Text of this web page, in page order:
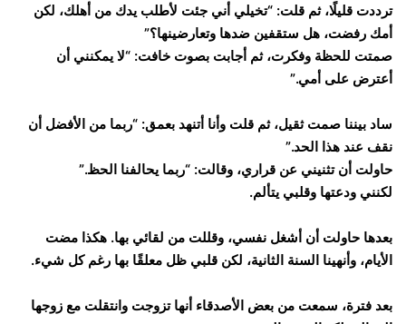
ترددت قليلًا، ثم قلت: “تخيلي أني جئت لأطلب يدك من أهلك، لكن
أمك رفضت، هل ستقفين ضدها وتعارضينها؟”
صمتت للحظة وفكرت، ثم أجابت بصوت خافت: “لا يمكنني أن
أعترض على أمي.”
ساد بيننا صمت ثقيل، ثم قلت وأنا أتنهد بعمق: “ربما من الأفضل أن
نقف عند هذا الحد.”
حاولت أن تثنيني عن قراري، وقالت: “ربما يحالفنا الحظ.”
لكنني ودعتها وقلبي يتألم.
بعدها حاولت أن أشغل نفسي، وقللت من لقائي بها. هكذا مضت
الأيام، وأنهينا السنة الثانية، لكن قلبي ظل معلقًا بها رغم كل شيء.
بعد فترة، سمعت من بعض الأصدقاء أنها تزوجت وانتقلت مع زوجها